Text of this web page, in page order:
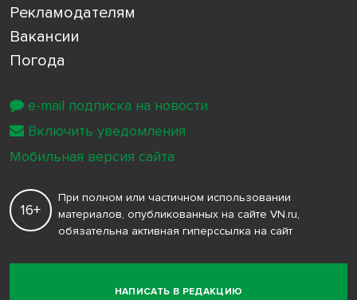
Рекламодателям
Вакансии
Погода
НАПИСАТЬ В РЕДАКЦИЮ
16+
При полном или частичном использовании
материалов, опубликованных на сайте VN.ru,
обязательна активная гиперссылка на сайт
e-mail подписка на новости
Включить уведомления
Мобильная версия сайта